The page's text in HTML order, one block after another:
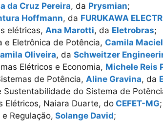
da Cruz Pereira, da Prysmian;
Hoffmann, da FURUKAWA
elétricas, Ana Marotti, da Eletrobras;
e Eletrônica de Potência, Camila Maciel
Oliveira, da Schweitzer
Elétricos e Economia, Michele Reis
de Potência, Aline Gravina, da
do Sistema de
Elétricos, Naiara Duarte, do CEFET-MG;
Regulação, Solange David;